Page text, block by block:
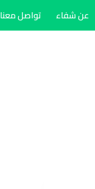
عن شفاء تواصل معنا